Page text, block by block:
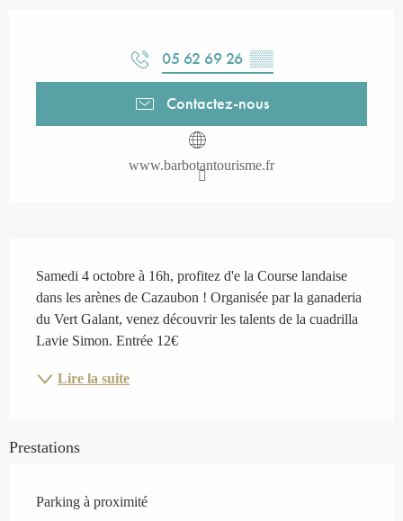
05 62 69 26 ▒▒
Contactez-nous
www.barbotantourisme.fr
Samedi 4 octobre à 16h, profitez d'e la Course landaise
dans les arènes de Cazaubon ! Organisée par la ganaderia
du Vert Galant, venez découvrir les talents de la cuadrilla
Lavie Simon. Entrée 12€
Lire la suite
Prestations
Parking à proximité